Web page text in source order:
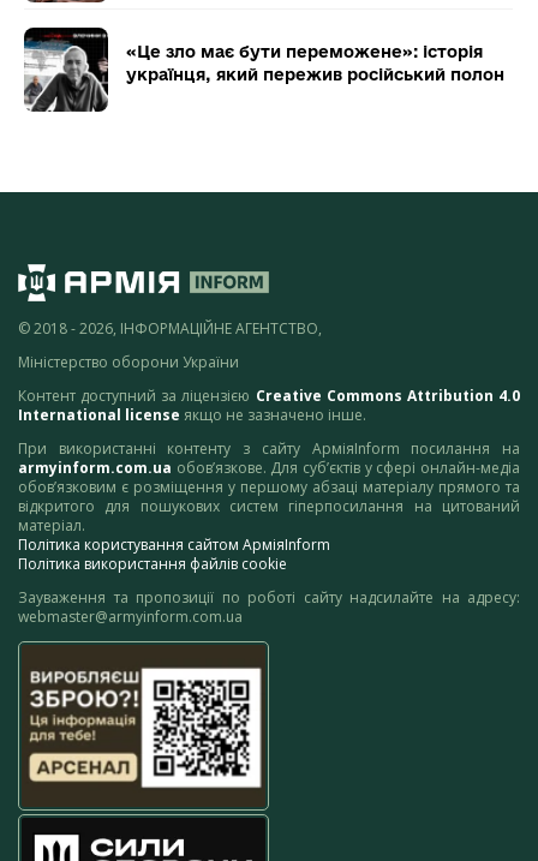
«Це зло має бути переможене»: історія
українця, який пережив російський полон
© 2018 - 2026, ІНФОРМАЦІЙНЕ АГЕНТСТВО,
Міністерство оборони України
Контент доступний за ліцензією Creative Commons Attribution 4.0
International license якщо не зазначено інше.
При використанні контенту з сайту АрміяInform посилання на
armyinform.com.ua обов’язкове. Для суб’єктів у сфері онлайн-медіа
обов’язковим є розміщення у першому абзаці матеріалу прямого та
відкритого для пошукових систем гіперпосилання на цитований
матеріал.
Політика користування сайтом АрміяInform
Політика використання файлів cookie
Зауваження та пропозиції по роботі сайту надсилайте на адресу:
webmaster@armyinform.com.ua